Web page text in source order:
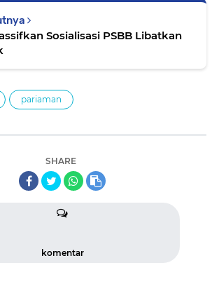
Sosialisasi PSBB Libatkan
pariaman
SHARE
komentar